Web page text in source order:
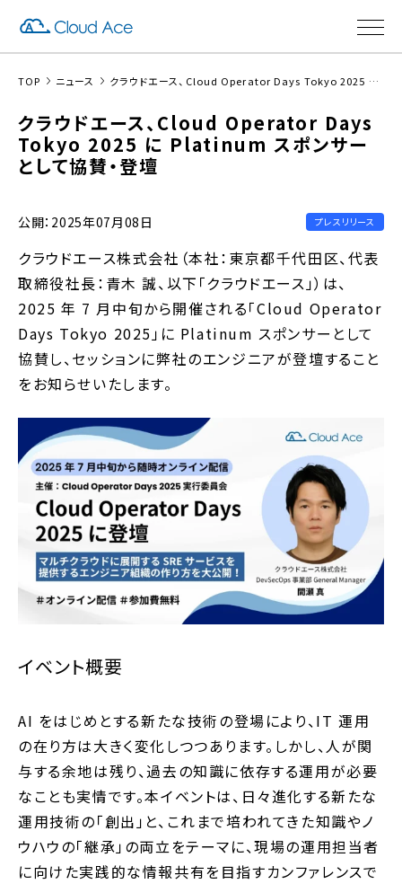
TOP ニュース クラウドエース、Cloud Operator Days Tokyo 2025 に Platinum スポンサーとして協賛・登壇
クラウドエース、Cloud Operator Days
Tokyo 2025 に Platinum スポンサー
として協賛・登壇
公開：2025年07月08日 プレスリリース
クラウドエース株式会社（本社：東京都千代田区、代表
取締役社長：青木 誠、以下「クラウドエース」）は、
2025 年 7 ⽉中旬から開催される「Cloud Operator
Days Tokyo 2025」に Platinum スポンサーとして
協賛し、セッションに弊社のエンジニアが登壇すること
をお知らせいたします。
イベント概要
AI をはじめとする新たな技術の登場により、IT 運用
の在り方は大きく変化しつつあります。 しかし、人が関
与する余地は残り、過去の知識に依存する運用が必要
なことも実情です。本イベントは、日々進化する新たな
運用技術の「創出」と、これまで培われてきた知識やノ
ウハウの「継承」の両立をテーマに、現場の運用担当者
に向けた実践的な情報共有を目指すカンファレンスで